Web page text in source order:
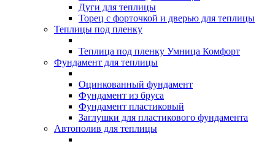
Дуги для теплицы
Торец с форточкой и дверью для теплицы
Теплицы под пленку
Теплица под пленку Умница Комфорт
Фундамент для теплицы
Оцинкованный фундамент
Фундамент из бруса
Фундамент пластиковый
Заглушки для пластикового фундамента
Автополив для теплицы